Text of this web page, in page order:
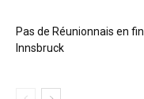
Pas de Réunionnais en
Innsbruck